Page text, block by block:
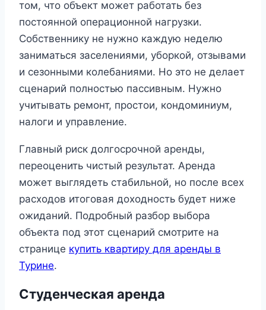
том, что объект может работать без
постоянной операционной нагрузки.
Собственнику не нужно каждую неделю
заниматься заселениями, уборкой, отзывами
и сезонными колебаниями. Но это не делает
сценарий полностью пассивным. Нужно
учитывать ремонт, простои, кондоминиум,
налоги и управление.
Главный риск долгосрочной аренды,
переоценить чистый результат. Аренда
может выглядеть стабильной, но после всех
расходов итоговая доходность будет ниже
ожиданий. Подробный разбор выбора
объекта под этот сценарий смотрите на
странице купить квартиру для аренды в
Турине.
Студенческая аренда